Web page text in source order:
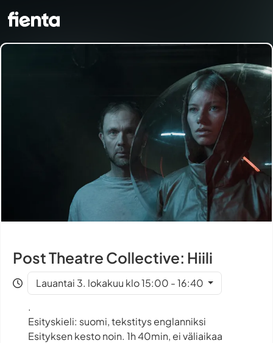
Post Theatre Collective: Hiili
Lauantai 3. lokakuu klo 15:00 - 16:40
.
Esityskieli: suomi, tekstitys englanniksi
Esityksen kesto noin. 1h 40min, ei väliaikaa